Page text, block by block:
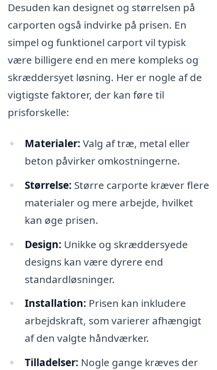
Desuden kan designet og størrelsen på
carporten også indvirke på prisen. En
simpel og funktionel carport vil typisk
være billigere end en mere kompleks og
skræddersyet løsning. Her er nogle af de
vigtigste faktorer, der kan føre til
prisforskelle:
Materialer: Valg af træ, metal eller
beton påvirker omkostningerne.
Størrelse: Større carporte kræver flere
materialer og mere arbejde, hvilket
kan øge prisen.
Design: Unikke og skræddersyede
designs kan være dyrere end
standardløsninger.
Installation: Prisen kan inkludere
arbejdskraft, som varierer afhængigt
af den valgte håndværker.
Tilladelser: Nogle gange kræves der